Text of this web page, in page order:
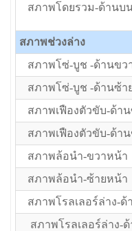
สภาพโดยรวม-ด้านบ
สภาพช่วงล่าง
สภาพโซ่-บูช -ด้านขว
สภาพโซ่-บูช -ด้านซ้า
สภาพเฟืองตัวขับ-ด้าน
สภาพเฟืองตัวขับ-ด้าน
สภาพล้อนำ-ขวาหน้า
สภาพล้อนำ-ซ้ายหน้า
สภาพโรลเลอร์ล่าง-ด้
สภาพโรลเลอร์ล่าง-ด้